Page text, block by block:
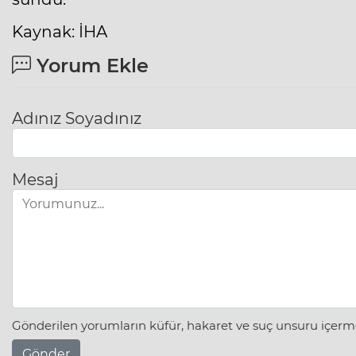
Kaynak: İHA
Yorum Ekle
Adınız Soyadınız
Mesaj
Gönderilen yorumların küfür, hakaret ve suç unsuru